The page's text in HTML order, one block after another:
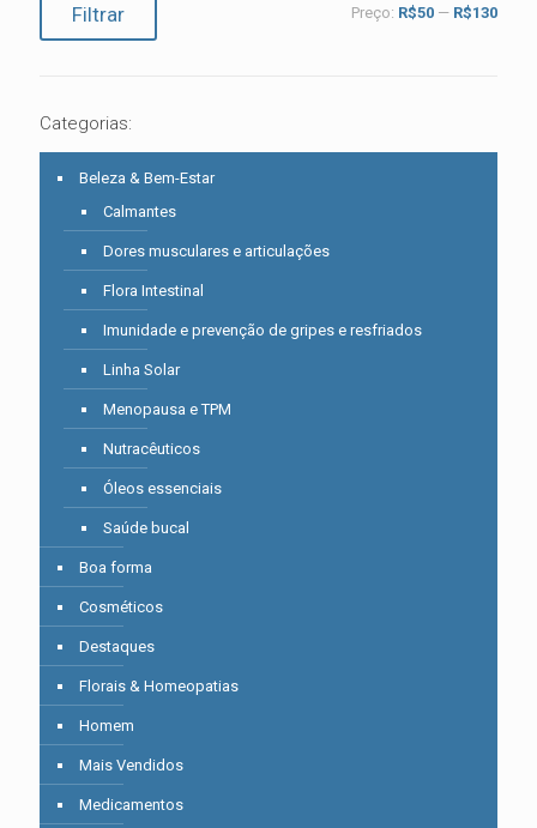
mínimo
máximoFiltrar Preço: R$50 — R$130
Categorias:
Beleza & Bem-Estar
Calmantes
Dores musculares e articulações
Flora Intestinal
Imunidade e prevenção de gripes e resfriados
Linha Solar
Menopausa e TPM
Nutracêuticos
Óleos essenciais
Saúde bucal
Boa forma
Cosméticos
Destaques
Florais & Homeopatias
Homem
Mais Vendidos
Medicamentos